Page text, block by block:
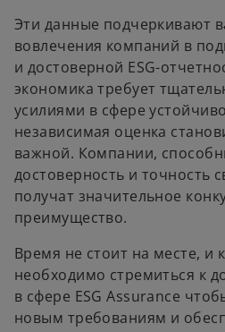
Эти данные подчеркивают
вовлечения компаний в
и достоверной ESG-
экономика требует
усилиями в сфере
независимая оценка
важной. Компании,
достоверность и точность
получат значительное
преимущество.
Время не стоит на месте, и
необходимо стремиться к
в сфере ESG Assurance
новым требованиям и